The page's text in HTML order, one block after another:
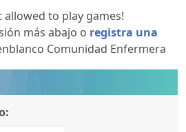
allowed to play games!
más abajo o registra una
Comunidad Enfermera